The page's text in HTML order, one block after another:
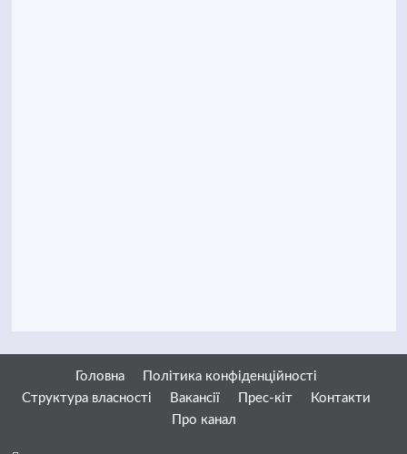
Головна
Політика конфіденційності
Структура власності
Вакансії Прес-кіт
Контакти
Про канал